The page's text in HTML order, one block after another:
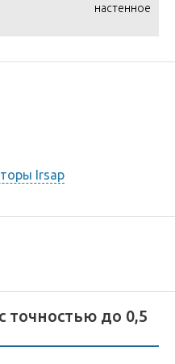
настенное
Irsap
точностью до 0,5